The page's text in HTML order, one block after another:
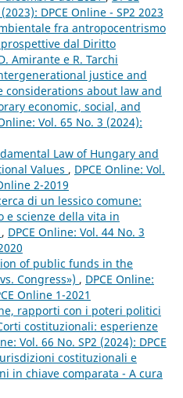
DPCE Online - SP2 2023
fra antropocentrismo
dal Diritto
Amirante e R. Tarchi
justice and
considerations about law and
economic, social, and
Vol. 65 No. 3 (2024):
Law of Hungary and
Values , DPCE Online: Vol.
2-2019
di un lessico comune:
scienze della vita in
, DPCE Online: Vol. 44 No. 3
of public funds in the
Congress») , DPCE Online:
Online 1-2021
rapporti con i poteri politici
costituzionali: esperienze
Vol. 66 No. SP2 (2024): DPCE
costituzionali e
in chiave comparata - A cura